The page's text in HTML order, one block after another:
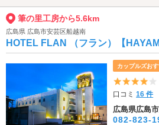
筆の里工房から5.6km
広島県 広島市安芸区船越南
HOTEL FLAN （フラン）【
カップルズお
口コミ16 件
広島県広島
082-823-